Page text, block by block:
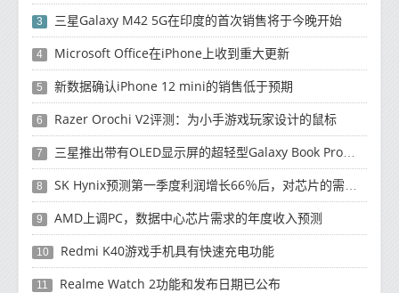
3 三星Galaxy M42 5G在印度的首次销售将于今晚开始
4 Microsoft Office在iPhone上收到重大更新
5 新数据确认iPhone 12 mini的销售低于预期
6 Razer Orochi V2评测：为小手游戏玩家设计的鼠标
7 三星推出带有OLED显示屏的超轻型Galaxy Book Pro和Galaxy Book Pro 360笔记本电脑
8 SK Hynix预测第一季度利润增长66％后，对芯片的需求将增强
9 AMD上调PC，数据中心芯片需求的年度收入预测
10 Redmi K40游戏手机具有快速充电功能
11 Realme Watch 2功能和发布日期已公布